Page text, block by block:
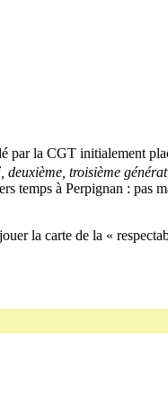
la CGT initialement
, deuxième, troisième
temps à Perpignan : pas
la carte de la «